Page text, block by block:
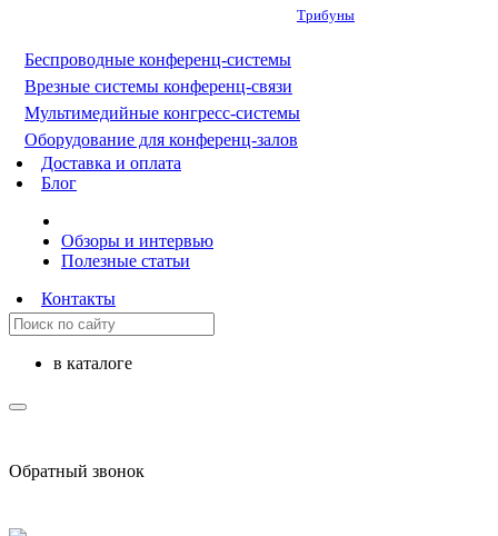
Трибуны
Беспроводные конференц-системы
Врезные системы конференц-связи
Мультимедийные конгресс-системы
Оборудование для конференц-залов
Доставка и оплата
Блог
Обзоры и интервью
Полезные статьи
Контакты
в каталоге
Обратный звонок